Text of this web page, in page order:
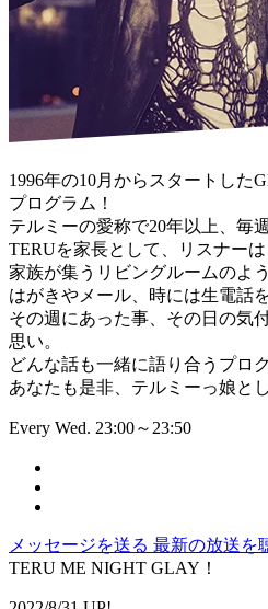
1996年の10月からスタートした
プログラム！
テルミーの愛称で20年以上、毎
TERUを家長として、リスナーは
家族が集うリビングルームのよ
はがきやメール、時には生電話
その週にあった事、その日の気
思い。
どんな話も一緒に語り合うプロ
あなたも是非、テルミーっ娘と
Every Wed. 23:00～23:50
メッセージを送る 最新の放送を
TERU ME NIGHT GLAY！